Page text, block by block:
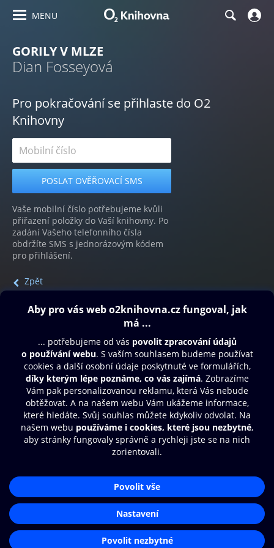
MENU
GORILY V MLZE
Dian Fosseyová
Pro pokračování se přihlaste do O2
Knihovny
Vaše mobilní číslo potřebujeme kvůli
přiřazení položky do Vaší knihovny. Po
zadání Vašeho telefonního čísla
obdržíte SMS s jednorázovým kódem
pro přihlášení.
Zpět
Obsah ke stažení
Moje O2 Knihovna
Další zábava
© O2 Czech Republic a.s.
Přístupnost
Zásady zpracování osobních údajů
Nastavení cookies
Aplikace O2 Knihovna
Čti a poslouchej své e-knihy a
audioknihy rychleji a pohodlněji.